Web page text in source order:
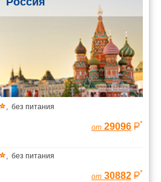
, без питания
от 29096 *
, без питания
от 30882 *